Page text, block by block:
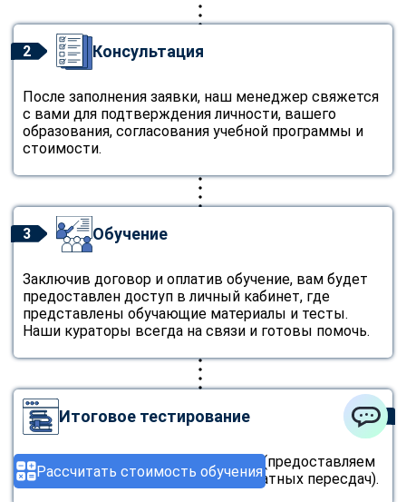
Рассчитать стоимость обучения
2 Консультация
После заполнения заявки, наш менеджер свяжется
с вами для подтверждения личности, вашего
образования, согласования учебной программы и
стоимости.
3 Обучение
Заключив договор и оплатив обучение, вам будет
предоставлен доступ в личный кабинет, где
представлены обучающие материалы и тесты.
Наши кураторы всегда на связи и готовы помочь.
4
Итоговое тестирование
Пройдите итоговое тестирование (предоставляем
неограниченное количество бесплатных пересдач).